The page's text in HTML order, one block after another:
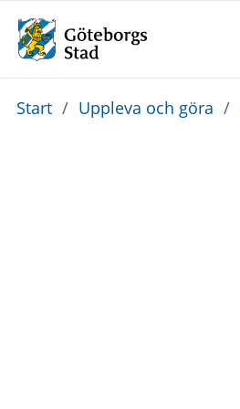
Du
Start / Uppleva och göra /